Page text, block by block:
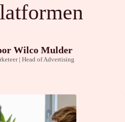
Wilco Mulder
| Head of Advertising